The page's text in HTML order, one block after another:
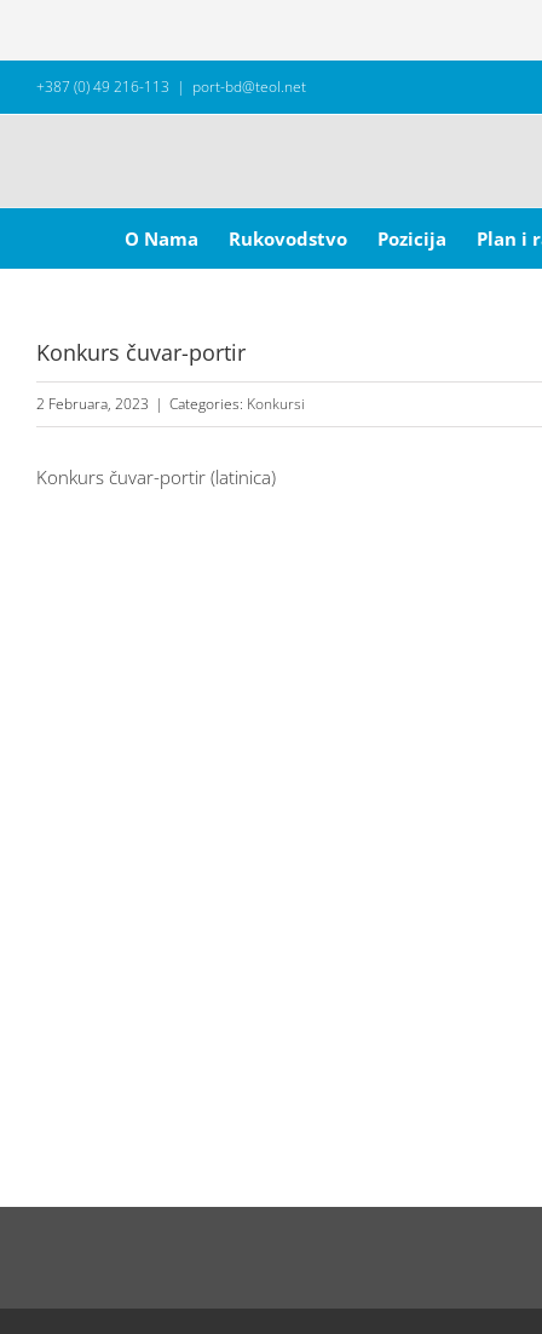
+387 (0) 49 216-113 | port-bd@teol.net
for:
O Nama
Rukovodstvo Pozicija Plan i
Konkurs čuvar-portir
2 Februara, 2023 | Categories: Konkursi
Konkurs čuvar-portir (latinica)